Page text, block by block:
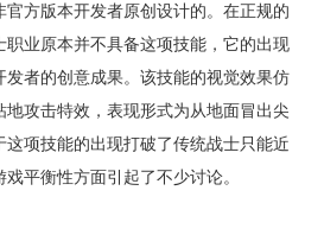
方版本开发者原创设计的。在正规的
业原本并不具备这项技能，它的出现
发者的创意成果。该技能的视觉效果仿
地攻击特效，表现形式为从地面冒出尖
项技能的出现打破了传统战士只能近
平衡性方面引起了不少讨论。